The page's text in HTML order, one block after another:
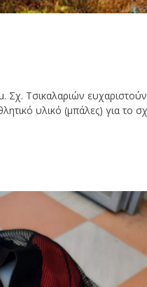
Σχ. Τσικαλαριών
υλικό (μπάλες) για το